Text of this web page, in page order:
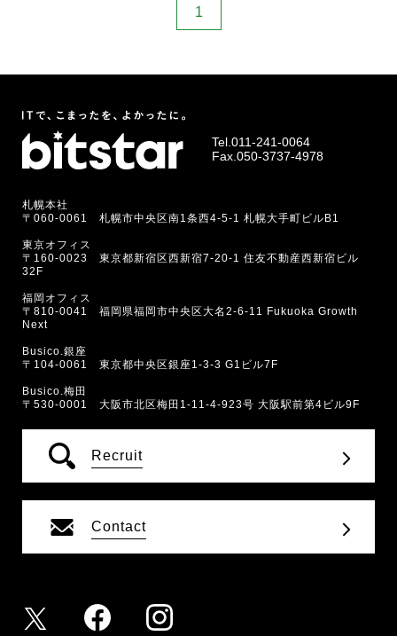
1
Tel. 011-241-0064
Fax.050-3737-4978
札幌本社
〒060-0061 札幌市中央区南1条西4-5-1 札幌大手町ビルB1
東京オフィス
〒160-0023 東京都新宿区西新宿7-20-1 住友不動産西新宿ビル
32F
福岡オフィス
〒810-0041 福岡県福岡市中央区大名2-6-11 Fukuoka Growth
Next
Busico.銀座
〒104-0061 東京都中央区銀座1-3-3 G1ビル7F
Busico.梅田
〒530-0001 大阪市北区梅田1-11-4-923号 大阪駅前第4ビル9F
Recruit
Contact